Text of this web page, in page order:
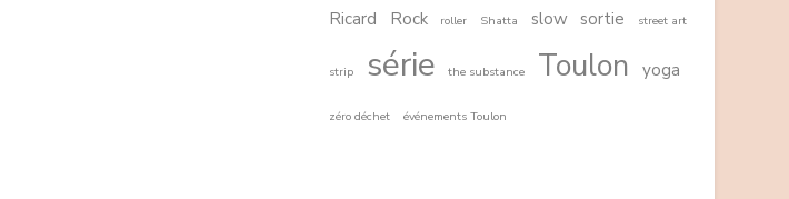
Ricard Rock roller Shatta slow sortie street art
strip série the substance Toulon yoga
zéro déchet événements Toulon